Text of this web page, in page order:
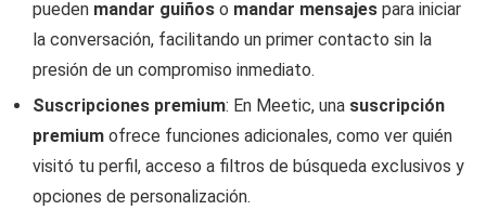
pueden mandar guiños o mandar mensajes para iniciar
la conversación, facilitando un primer contacto sin la
presión de un compromiso inmediato.
Suscripciones premium: En Meetic, una suscripción
premium ofrece funciones adicionales, como ver quién
visitó tu perfil, acceso a filtros de búsqueda exclusivos y
opciones de personalización.